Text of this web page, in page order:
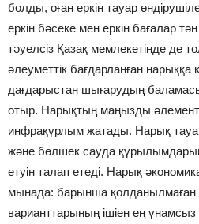
болды, оған еркін тауар
еркін бәсеке мен еркін бағалар
тәуелсіз Қазақ мемлекетінде де
әлеуметтік бағдарланған
дағдарыстан шығарудың
отыр. Нарықтың маңызды
инфрақүрлым жатады. Нарық
және бөлшек сауда
етуін талап етеді. Нарық
мынада: барынша қолданылмаған
варианттарының ішіен ең үнамсыз